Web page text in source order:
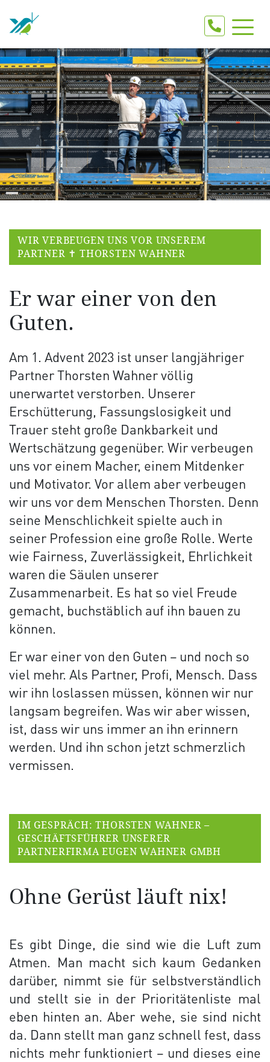
WIR VERBEUGEN UNS VOR UNSEREM
PARTNER ✝ THORSTEN WAHNER
Er war einer von den
Guten.
Am 1. Advent 2023 ist unser langjähriger
Partner Thorsten Wahner völlig
unerwartet verstorben. Unserer
Erschütterung, Fassungslosigkeit und
Trauer steht große Dankbarkeit und
Wertschätzung gegenüber. Wir verbeugen
uns vor einem Macher, einem Mitdenker
und Motivator. Vor allem aber verbeugen
wir uns vor dem Menschen Thorsten. Denn
seine Menschlichkeit spielte auch in
seiner Profession eine große Rolle. Werte
wie Fairness, Zuverlässigkeit, Ehrlichkeit
waren die Säulen unserer
Zusammenarbeit. Es hat so viel Freude
gemacht, buchstäblich auf ihn bauen zu
können.
Er war einer von den Guten – und noch so
viel mehr. Als Partner, Profi, Mensch. Dass
wir ihn loslassen müssen, können wir nur
langsam begreifen. Was wir aber wissen,
ist, dass wir uns immer an ihn erinnern
werden. Und ihn schon jetzt schmerzlich
vermissen.
IM GESPRÄCH: THORSTEN WAHNER –
GESCHÄFTSFÜHRER UNSERER
PARTNERFIRMA EUGEN WAHNER GMBH
Ohne Gerüst läuft nix!
Es gibt Dinge, die sind wie die Luft zum
Atmen. Man macht sich kaum Gedanken
darüber, nimmt sie für selbstverständlich
und stellt sie in der Prioritätenliste mal
eben hinten an. Aber wehe, sie sind nicht
da. Dann stellt man ganz schnell fest, dass
nichts mehr funktioniert – und dieses eine